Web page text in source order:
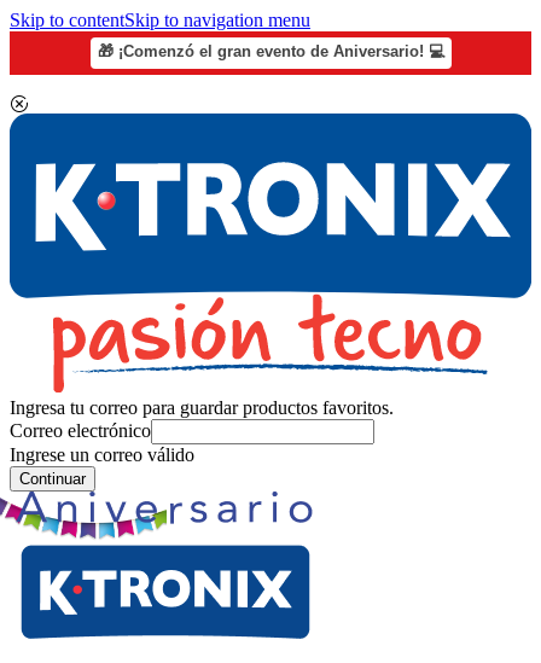
Skip to contentSkip to navigation menu
🎁 ¡Comenzó el gran evento de Aniversario! 💻
Ingresa tu correo para guardar productos favoritos.
Correo electrónico
Ingrese un correo válido
Continuar